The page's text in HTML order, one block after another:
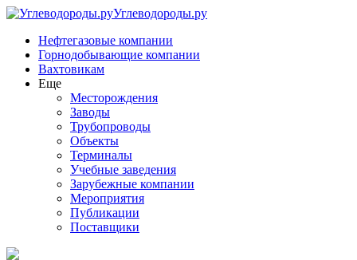
Углеводороды.ру
Нефтегазовые компании
Горнодобывающие компании
Вахтовикам
Еще
Месторождения
Заводы
Трубопроводы
Объекты
Терминалы
Учебные заведения
Зарубежные компании
Мероприятия
Публикации
Поставщики